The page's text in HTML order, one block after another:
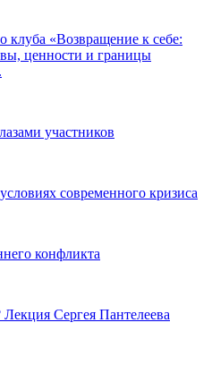
клуба «Возвращение к себе:
ценности и границы
участников
современного кризиса
конфликта
Сергея Пантелеева